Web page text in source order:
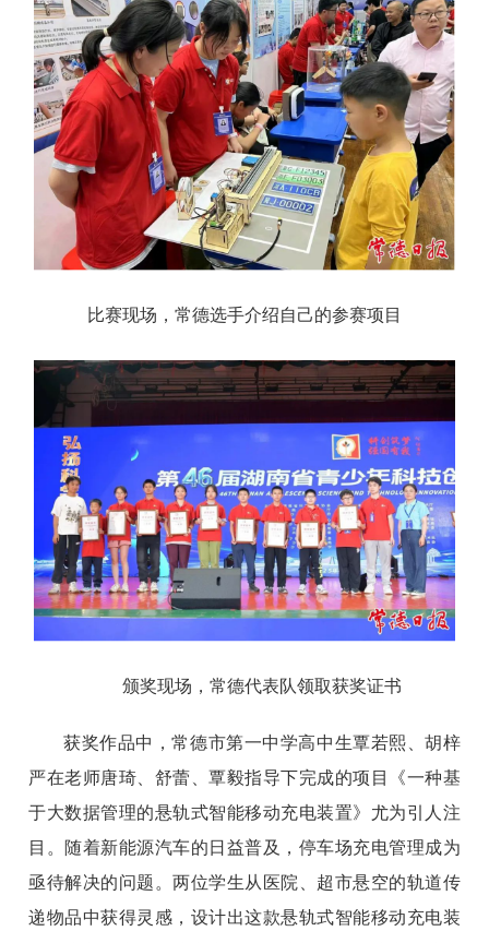
比赛现场，常德选手介绍自己的参赛项目
颁奖现场，常德代表队领取获奖证书
获奖作品中，常德市第一中学高中生覃若熙、胡梓
严在老师唐琦、舒蕾、覃毅指导下完成的项目《一种基
于大数据管理的悬轨式智能移动充电装置》尤为引人注
目。随着新能源汽车的日益普及，停车场充电管理成为
亟待解决的问题。两位学生从医院、超市悬空的轨道传
递物品中获得灵感，设计出这款悬轨式智能移动充电装